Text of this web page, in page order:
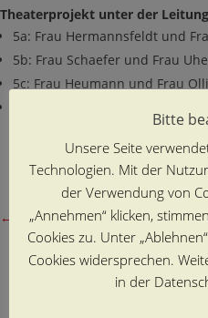
Theaterprojekt unter der
5a: Frau Hermannsfeldt und
5b: Frau Schaefer und Frau
5c: Frau Heumann und Frau
← vorheriger Beitrag
Bitte
Unsere Seite
Technologien. Mit der
der Verwendung von
„Annehmen“ klicken,
Cookies zu. Unter
Cookies widersprechen.
in der